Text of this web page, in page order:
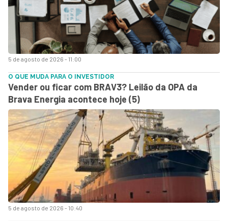
5 de agosto de 2026 - 11:00
5 de agosto de 2026 - 10:40
O QUE MUDA PARA O INVESTIDOR
Vender ou ficar com BRAV3? Leilão da OPA da
Brava Energia acontece hoje (5)